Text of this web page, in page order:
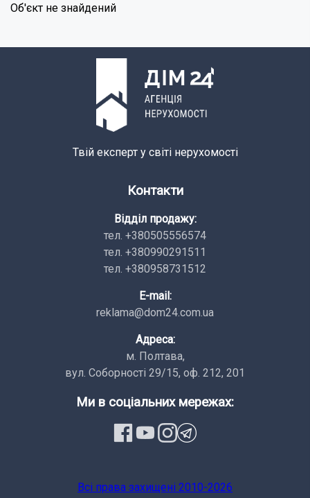
Об'єкт не знайдений
Твій експерт у світі нерухомості
Контакти
Відділ продажу:
тел. +380505556574
тел. +380990291511
тел. +380958731512
E-mail:
reklama@dom24.com.ua
Адреса:
м. Полтава,
вул. Соборності 29/15, оф. 212, 201
Ми в соціальних мережах:
Всi права заxищенi 2010-2026